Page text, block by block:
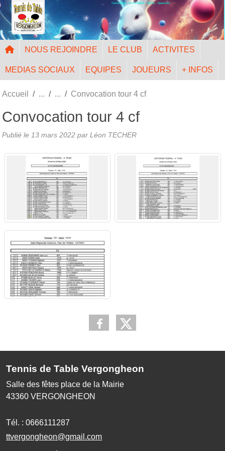
Convivialité - Accessibilité - Mixité - Sportivité
NOUS REJOINDRE LE CLUB ACTIVITES
MEDIAS SOCIAUX EQUIPES JOUEURS + INFOS
Accueil Convocation tour 4 cf
Convocation tour 4 cf
Publié le 13 mars 2022 par Léon TECHER
Tennis de Table Vergongheon
Salle des fêtes place de la Mairie
43360 VERGONGHEON
Tél. : 0666111287
ttvergongheon@gmail.com
Panneau de gestion des cookies